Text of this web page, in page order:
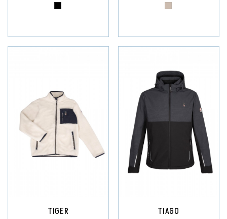
TIGER TIAGO